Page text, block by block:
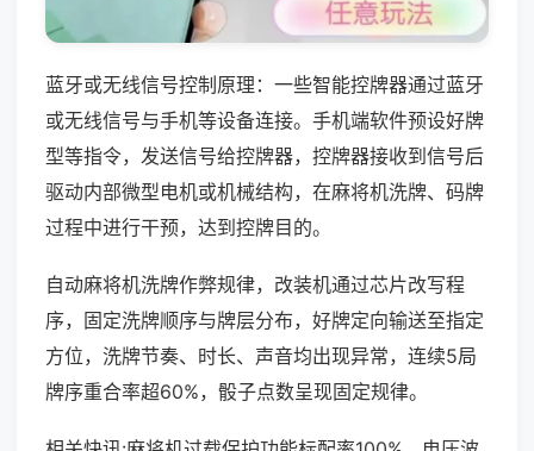
蓝牙或无线信号控制原理：一些智能控牌器通过蓝牙
或无线信号与手机等设备连接。手机端软件预设好牌
型等指令，发送信号给控牌器，控牌器接收到信号后
驱动内部微型电机或机械结构，在麻将机洗牌、码牌
过程中进行干预，达到控牌目的。
自动麻将机洗牌作弊规律，改装机通过芯片改写程
序，固定洗牌顺序与牌层分布，好牌定向输送至指定
方位，洗牌节奏、时长、声音均出现异常，连续5局
牌序重合率超60%，骰子点数呈现固定规律。